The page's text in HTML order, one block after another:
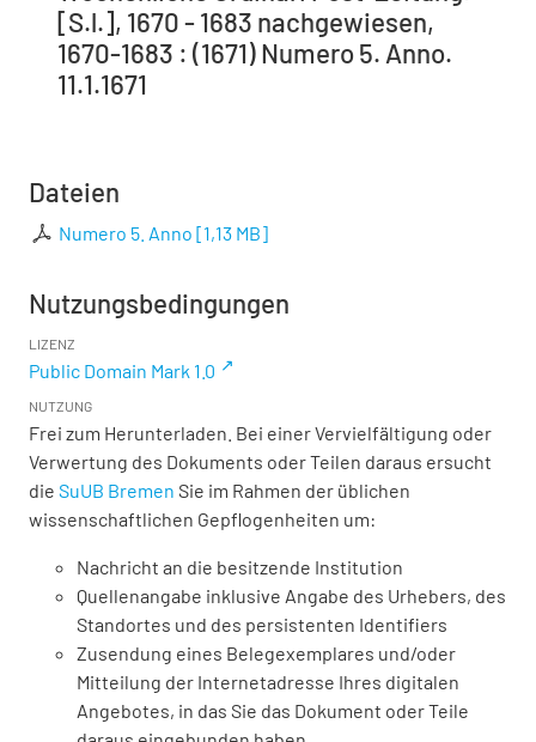
[S.l.], 1670 - 1683 nachgewiesen,
1670-1683 : (1671) Numero 5. Anno.
11.1.1671
Dateien
Numero 5. Anno [1,13 MB]
Nutzungsbedingungen
LIZENZ
Public Domain Mark 1.0
NUTZUNG
Frei zum Herunterladen. Bei einer Vervielfältigung oder
Verwertung des Dokuments oder Teilen daraus ersucht
die SuUB Bremen Sie im Rahmen der üblichen
wissenschaftlichen Gepflogenheiten um:
Nachricht an die besitzende Institution
Quellenangabe inklusive Angabe des Urhebers, des
Standortes und des persistenten Identifiers
Zusendung eines Belegexemplares und/oder
Mitteilung der Internetadresse Ihres digitalen
Angebotes, in das Sie das Dokument oder Teile